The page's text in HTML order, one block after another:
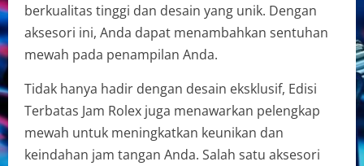
berkualitas tinggi dan desain yang unik. Dengan
aksesori ini, Anda dapat menambahkan sentuhan
mewah pada penampilan Anda.
Tidak hanya hadir dengan desain eksklusif, Edisi
Terbatas Jam Rolex juga menawarkan pelengkap
mewah untuk meningkatkan keunikan dan
keindahan jam tangan Anda. Salah satu aksesori